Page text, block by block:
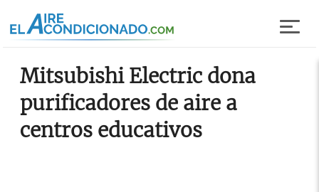
Mitsubishi Electric dona
purificadores de aire a
centros educativos